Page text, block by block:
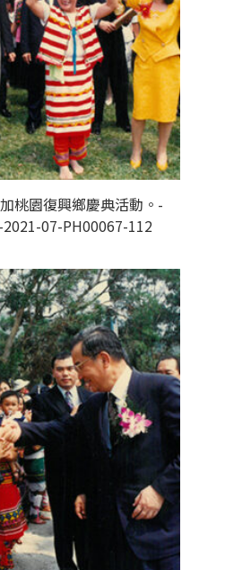
桃園復興鄉慶典活動。-
2021-07-PH00067-112